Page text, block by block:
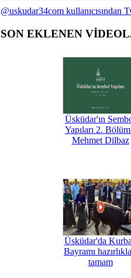
@uskudar34com kullanıcısından
SON EKLENEN
Üsküdar'ın
Yapıları 2.
Mehmet Dilbaz
Üsküdar'da
Bayramı
tamam